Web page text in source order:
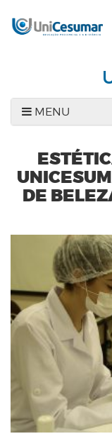
MENU
DE